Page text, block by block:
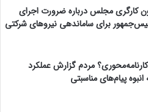
کارگری مجلس درباره ضرورت اجرای
برای ساماندهی نیروهای شرکتی
کارنامه‌محوری؟ مردم گزارش عملکرد
پیام‌های مناسبتی